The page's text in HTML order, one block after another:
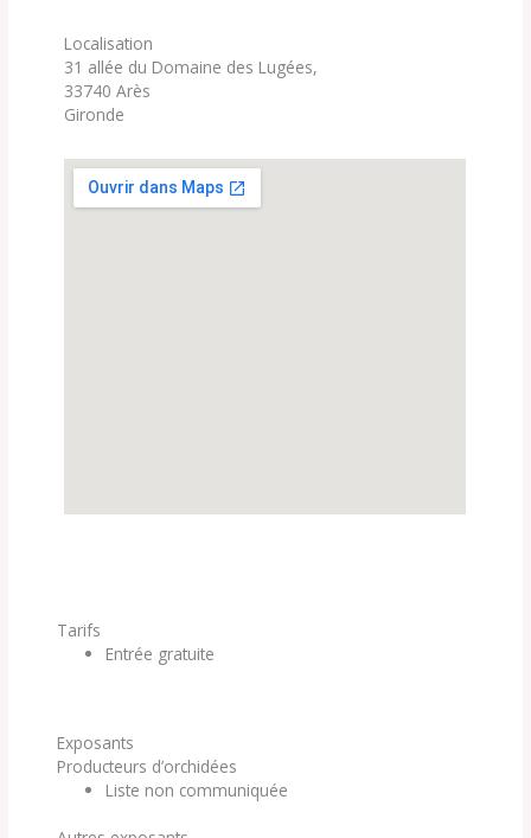
Localisation
31 allée du Domaine des Lugées,
33740 Arès
Gironde
Tarifs
Entrée gratuite
Exposants
Producteurs d’orchidées
Liste non communiquée